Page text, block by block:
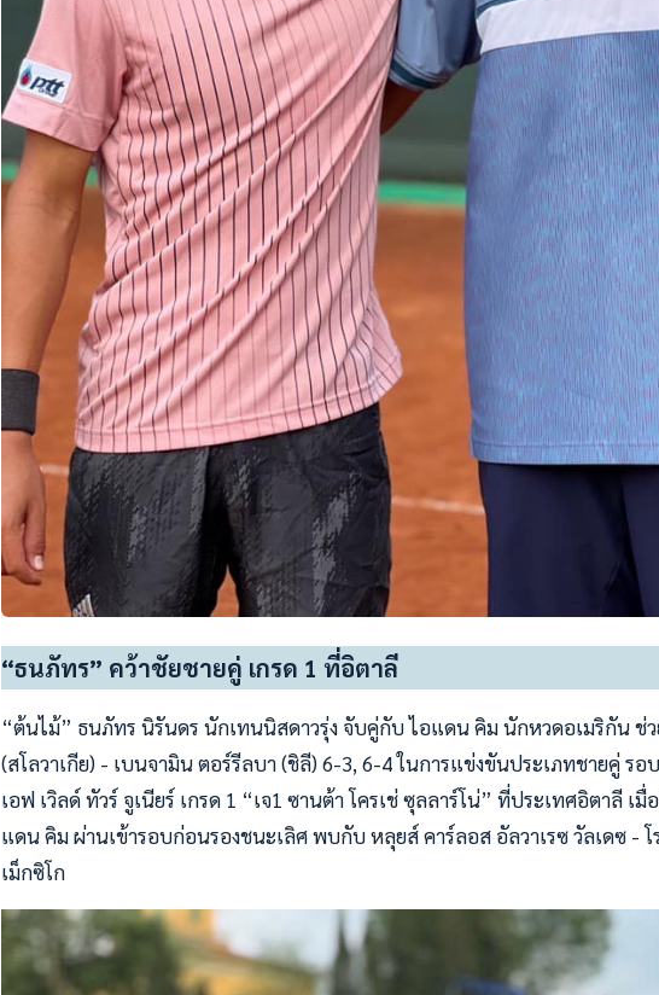
“ธนภัทร” คว้าชัยชายคู่ เกรด 1 ที่อิตาลี
“ต้นไม้” ธนภัทร นิรันดร นักเทนนิสดาวรุ่ง จับคู่กับ ไอแดน คิม นักหวดอเมริกัน ช่
(สโลวาเกีย) - เบนจามิน ตอร์รีลบา (ชิลี) 6-3, 6-4 ในการแข่งขันประเภทชายคู่ ร
เอฟ เวิลด์ ทัวร์ จูเนียร์ เกรด 1 “เจ1 ซานต้า โครเช่ ซุลลาร์โน่” ที่ประเทศอิตาลี เ
แดน คิม ผ่านเข้ารอบก่อนรองชนะเลิศ พบกับ หลุยส์ คาร์ลอส อัลวาเรซ วัลเดซ - โ
เม็กซิโก